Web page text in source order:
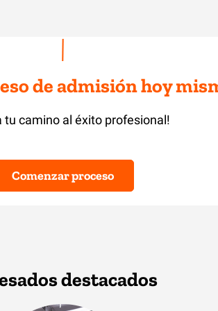
de admisión hoy
tu camino al éxito profesional!
Comenzar proceso
destacados